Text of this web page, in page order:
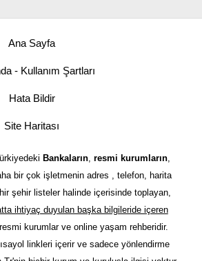
Ana Sayfa
- Kullanım Şartları
Hata Bildir
Site Haritası
Bankaların, resmi kurumların,
bir çok işletmenin adres , telefon, harita
şehir listeler halinde içerisinde toplayan,
ihtiyaç duyulan başka bilgileride içeren
resmi kurumlar ve online yaşam rehberidir.
linkleri içerir ve sadece yönlendirme